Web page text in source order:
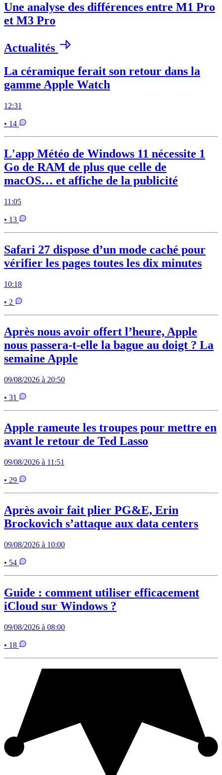
Une analyse des différences entre M1 Pro
et M3 Pro
Actualités
La céramique ferait son retour dans la
gamme Apple Watch
12:31
• 14
L'app Météo de Windows 11 nécessite 1
Go de RAM de plus que celle de
macOS… et affiche de la publicité
11:05
• 13
Safari 27 dispose d’un mode caché pour
vérifier les pages toutes les dix minutes
10:18
• 2
Après nous avoir offert l’heure, Apple
nous passera-t-elle la bague au doigt ? La
semaine Apple
09/08/2026 à 20:50
• 31
Apple rameute les troupes pour mettre en
avant le retour de Ted Lasso
09/08/2026 à 11:51
• 29
Après avoir fait plier PG&E, Erin
Brockovich s’attaque aux data centers
09/08/2026 à 10:00
• 54
Guide : comment utiliser efficacement
iCloud sur Windows ?
09/08/2026 à 08:00
• 18